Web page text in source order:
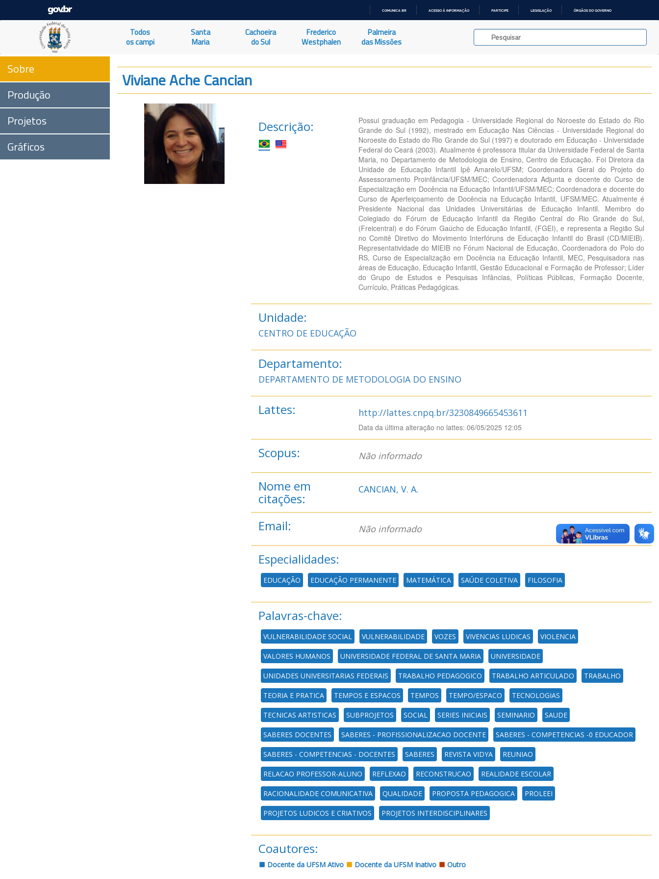
O
COMUNICA BR ACESSO À INFORMAÇÃO PARTICIPE LEGISLAÇÃO ÓRGÃOS DO GOVERNO
Todos
os campi
Santa
Maria
Cachoeira
do Sul
Frederico
Westphalen
Palmeira
das Missões
Sobre
Produção
Projetos
Gráficos
Viviane Ache Cancian
Descrição:
Possui graduação em Pedagogia - Universidade Regional do Noroeste do Estado do Rio
Grande do Sul (1992), mestrado em Educação Nas Ciências - Universidade Regional do
Noroeste do Estado do Rio Grande do Sul (1997) e doutorado em Educação - Universidade
Federal do Ceará (2003). Atualmente é professora titular da Universidade Federal de Santa
Maria, no Departamento de Metodologia de Ensino, Centro de Educação. Foi Diretora da
Unidade de Educação Infantil Ipê Amarelo/UFSM; Coordenadora Geral do Projeto do
Assessoramento Proinfância/UFSM/MEC; Coordenadora Adjunta e docente do Curso de
Especialização em Docência na Educação Infantil/UFSM/MEC; Coordenadora e docente do
Curso de Aperfeiçoamento de Docência na Educação Infantil, UFSM/MEC. Atualmente é
Presidente Nacional das Unidades Universitárias de Educação Infantil. Membro do
Colegiado do Fórum de Educação Infantil da Região Central do Rio Grande do Sul,
(Freicentral) e do Fórum Gaúcho de Educação Infantil, (FGEI), e representa a Região Sul
no Comitê Diretivo do Movimento Interfóruns de Educação Infantil do Brasil (CD/MIEIB).
Representatividade do MIEIB no Fórum Nacional de Educação, Coordenadora do Polo do
RS, Curso de Especialização em Docência na Educação Infantil, MEC, Pesquisadora nas
áreas de Educação, Educação Infantil, Gestão Educacional e Formação de Professor; Líder
do Grupo de Estudos e Pesquisas Infâncias, Políticas Públicas, Formação Docente,
Currículo, Práticas Pedagógicas.
Unidade:
CENTRO DE EDUCAÇÃO
Departamento:
DEPARTAMENTO DE METODOLOGIA DO ENSINO
Lattes: http://lattes.cnpq.br/3230849665453611
Data da última alteração no lattes: 06/05/2025 12:05
Scopus: Não informado
Nome em
citações:
CANCIAN, V. A.
Email: Não informado
Especialidades:
EDUCAÇÃO EDUCAÇÃO PERMANENTE MATEMÁTICA SAÚDE COLETIVA FILOSOFIA
Palavras-chave:
VULNERABILIDADE SOCIAL VULNERABILIDADE VOZES VIVENCIAS LUDICAS VIOLENCIA
VALORES HUMANOS UNIVERSIDADE FEDERAL DE SANTA MARIA UNIVERSIDADE
UNIDADES UNIVERSITARIAS FEDERAIS TRABALHO PEDAGOGICO TRABALHO ARTICULADO TRABALHO
TEORIA E PRATICA TEMPOS E ESPACOS TEMPOS TEMPO/ESPACO TECNOLOGIAS
TECNICAS ARTISTICAS SUBPROJETOS SOCIAL SERIES INICIAIS SEMINARIO SAUDE
SABERES DOCENTES SABERES - PROFISSIONALIZACAO DOCENTE SABERES - COMPETENCIAS -0 EDUCADOR
SABERES - COMPETENCIAS - DOCENTES SABERES REVISTA VIDYA REUNIAO
RELACAO PROFESSOR-ALUNO REFLEXAO RECONSTRUCAO REALIDADE ESCOLAR
RACIONALIDADE COMUNICATIVA QUALIDADE PROPOSTA PEDAGOGICA PROLEEI
PROJETOS LUDICOS E CRIATIVOS PROJETOS INTERDISCIPLINARES
Coautores:
Docente da UFSM Ativo Docente da UFSM Inativo Outro